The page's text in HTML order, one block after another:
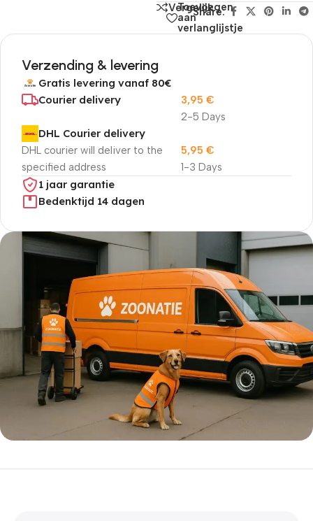
Vergelijk
Toevoegen
aan
verlanglijstje
Share:
Verzending & levering
Gratis levering vanaf 80€
Courier delivery
2-5 Days
3,95 €
DHL Courier delivery
DHL courier will deliver to the
specified address
1-3 Days
5,95 €
1 jaar garantie
Bedenktijd 14 dagen
5% korting met code